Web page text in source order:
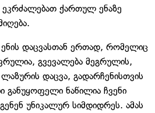
ქართულ ენაზე
დაცვასთან ერთად, რომელიც
გვევალება მეგრულის,
დაცვა, გადარჩენისთვის
განუყოფელი ნაწილია ჩვენი
უნიკალურ სიმდიდრეს. ამას